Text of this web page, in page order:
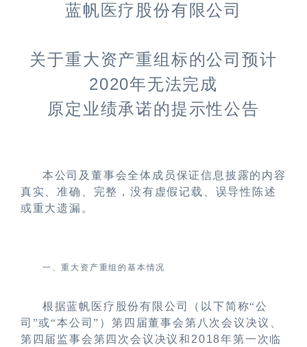
蓝帆医疗股份有限公司
关于重大资产重组标的公司预计
2020年无法完成
原定业绩承诺的提示性公告
本公司及董事会全体成员保证信息披露的内容
真实、准确、完整，没有虚假记载、误导性陈述
或重大遗漏。
一、重大资产重组的基本情况
根据蓝帆医疗股份有限公司（以下简称“公
司”或“本公司”）第四届董事会第八次会议决议、
第四届监事会第四次会议决议和 2018年第一次临